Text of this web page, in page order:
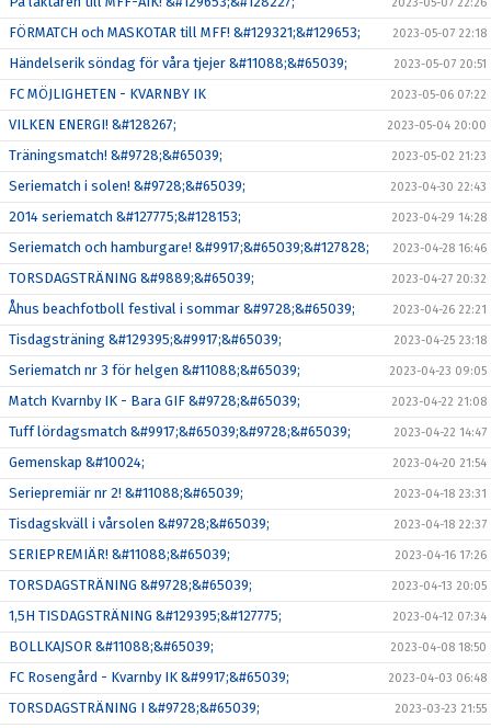
FÖRMATCH och MASKOTAR till MFF! &#129321;&#129653; 2023-05-07 22:18
Händelserik söndag för våra tjejer &#11088;&#65039; 2023-05-07 20:51
FC MÖJLIGHETEN - KVARNBY IK 2023-05-06 07:22
VILKEN ENERGI! &#128267; 2023-05-04 20:00
Träningsmatch! &#9728;&#65039; 2023-05-02 21:23
Seriematch i solen! &#9728;&#65039; 2023-04-30 22:43
2014 seriematch &#127775;&#128153; 2023-04-29 14:28
Seriematch och hamburgare! &#9917;&#65039;&#127828; 2023-04-28 16:46
TORSDAGSTRÄNING &#9889;&#65039; 2023-04-27 20:32
Åhus beachfotboll festival i sommar &#9728;&#65039; 2023-04-26 22:21
Tisdagsträning &#129395;&#9917;&#65039; 2023-04-25 23:18
Seriematch nr 3 för helgen &#11088;&#65039; 2023-04-23 09:05
Match Kvarnby IK - Bara GIF &#9728;&#65039; 2023-04-22 21:08
Tuff lördagsmatch &#9917;&#65039;&#9728;&#65039; 2023-04-22 14:47
Gemenskap &#10024; 2023-04-20 21:54
Seriepremiär nr 2! &#11088;&#65039; 2023-04-18 23:31
Tisdagskväll i vårsolen &#9728;&#65039; 2023-04-18 22:37
SERIEPREMIÄR! &#11088;&#65039; 2023-04-16 17:26
TORSDAGSTRÄNING &#9728;&#65039; 2023-04-13 20:05
1,5H TISDAGSTRÄNING &#129395;&#127775; 2023-04-12 07:34
BOLLKAJSOR &#11088;&#65039; 2023-04-08 18:50
FC Rosengård - Kvarnby IK &#9917;&#65039; 2023-04-03 06:48
TORSDAGSTRÄNING I &#9728;&#65039; 2023-03-23 21:55